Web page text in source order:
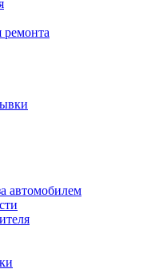
ремонта
автомобилем